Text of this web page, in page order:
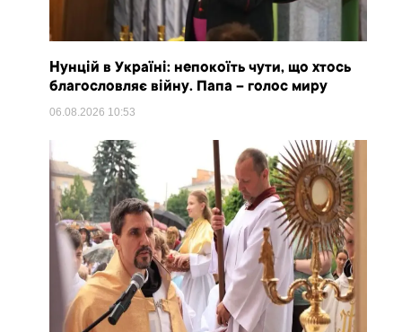
Нунцій в Україні: непокоїть чути, що хтось
благословляє війну. Папа – голос миру
06.08.2026 10:53